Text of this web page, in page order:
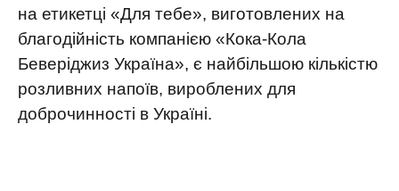
на етикетці «Для тебе», виготовлених на
благодійність компанією «Кока-Кола
Беверіджиз Україна», є найбільшою кількістю
розливних напоїв, вироблених для
доброчинності в Україні.